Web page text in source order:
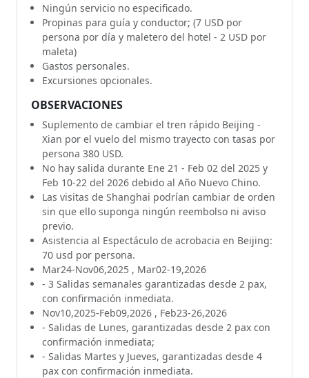
Ningún servicio no especificado.
Propinas para guía y conductor; (7 USD por
persona por día y maletero del hotel - 2 USD por
maleta)
Gastos personales.
Excursiones opcionales.
OBSERVACIONES
Suplemento de cambiar el tren rápido Beijing -
Xian por el vuelo del mismo trayecto con tasas por
persona 380 USD.
No hay salida durante Ene 21 - Feb 02 del 2025 y
Feb 10-22 del 2026 debido al Año Nuevo Chino.
Las visitas de Shanghai podrían cambiar de orden
sin que ello suponga ningún reembolso ni aviso
previo.
Asistencia al Espectáculo de acrobacia en Beijing:
70 usd por persona.
Mar24-Nov06,2025 , Mar02-19,2026
- 3 Salidas semanales garantizadas desde 2 pax,
con confirmación inmediata.
Nov10,2025-Feb09,2026 , Feb23-26,2026
- Salidas de Lunes, garantizadas desde 2 pax con
confirmación inmediata;
- Salidas Martes y Jueves, garantizadas desde 4
pax con confirmación inmediata.